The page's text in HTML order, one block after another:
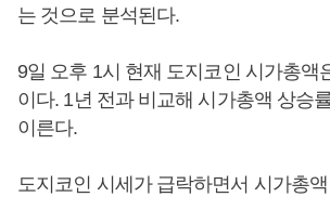
는 것으로 분석된다.
9일 오후 1시 현재 도지코인 시가총액
이다. 1년 전과 비교해 시가총액 상승
이른다.
도지코인 시세가 급락하면서 시가총